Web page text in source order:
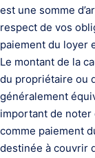
est une somme
respect de vos
paiement du loyer
Le montant de la
du propriétaire ou
généralement
important de noter
comme paiement
destinée à couvrir